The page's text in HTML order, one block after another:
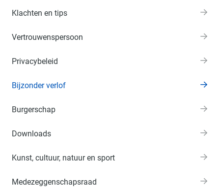
Klachten en tips
Vertrouwenspersoon
Privacybeleid
Bijzonder verlof
Burgerschap
Downloads
Kunst, cultuur, natuur en sport
Medezeggenschapsraad